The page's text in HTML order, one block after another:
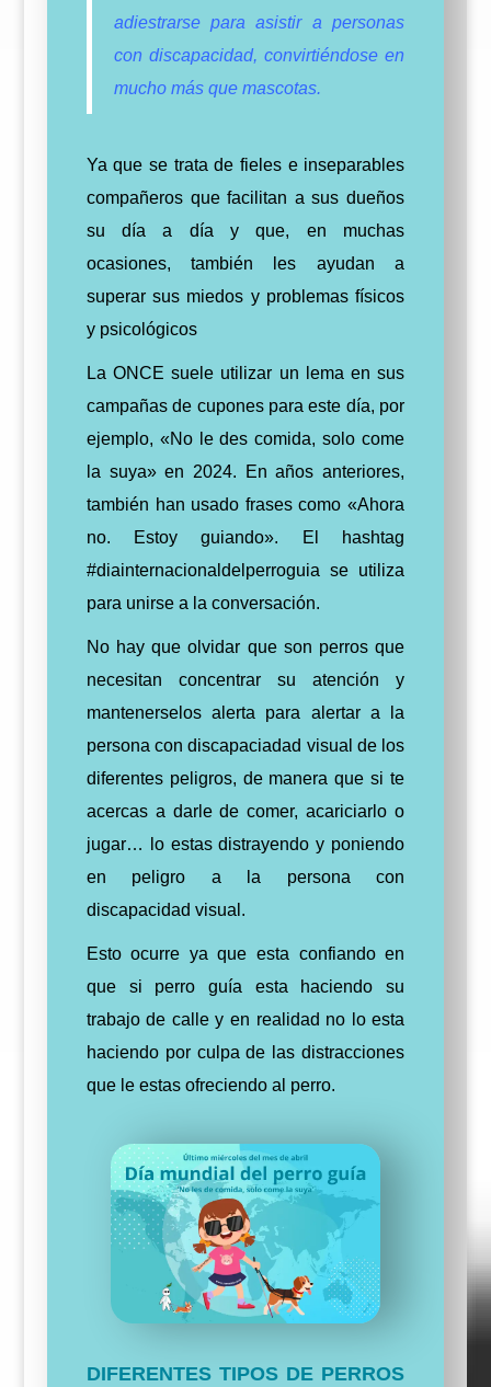
adiestrarse para asistir a personas
con discapacidad, convirtiéndose en
mucho más que mascotas.
Ya que se trata de fieles e inseparables
compañeros que facilitan a sus dueños
su día a día y que, en muchas
ocasiones, también les ayudan a
superar sus miedos y problemas físicos
y psicológicos
La ONCE suele utilizar un lema en sus
campañas de cupones para este día, por
ejemplo, «No le des comida, solo come
la suya» en 2024. En años anteriores,
también han usado frases como «Ahora
no. Estoy guiando».
El hashtag
#diainternacionaldelperroguia se utiliza
para unirse a la conversación.
No hay que olvidar que son perros que
necesitan concentrar su atención y
mantenerselos alerta para alertar a la
persona con discapaciadad visual de los
diferentes peligros, de manera que si te
acercas a darle de comer, acariciarlo o
jugar… lo estas distrayendo y poniendo
en peligro a la persona con
discapacidad visual.
Esto ocurre ya que esta confiando en
que si perro guía esta haciendo su
trabajo de calle y en realidad no lo esta
haciendo por culpa de las distracciones
que le estas ofreciendo al perro.
DIFERENTES TIPOS DE PERROS